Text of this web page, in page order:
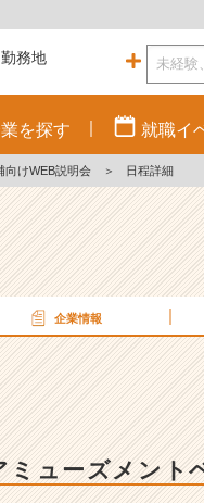
を探す 就職イ
向けWEB説明会 ＞ 日程詳細
企業情報
ミューズメント